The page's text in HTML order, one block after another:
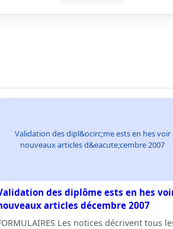
Validation des dipl&ocirc;me ests en hes voir
nouveaux articles d&eacute;cembre 2007
des diplôme ests en hes
articles décembre 2007
Les notices décrivent tous